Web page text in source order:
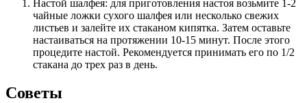
Настой шалфея: для приготовления настоя возьмите 1-2
чайные ложки сухого шалфея или несколько свежих
листьев и залейте их стаканом кипятка. Затем оставьте
настаиваться на протяжении 10-15 минут. После этого
процедите настой. Рекомендуется принимать его по 1/2
стакана до трех раз в день.
Советы